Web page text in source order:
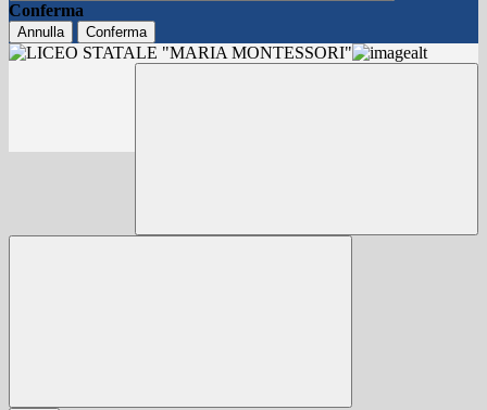
Conferma
Annulla Conferma